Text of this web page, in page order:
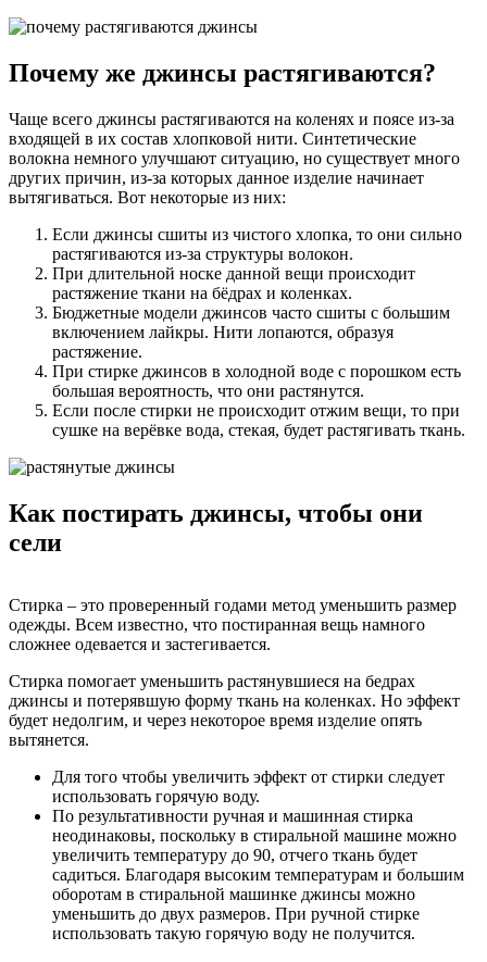
Почему же джинсы растягиваются?
Чаще всего джинсы растягиваются на коленях и поясе из-за
входящей в их состав хлопковой нити. Синтетические
волокна немного улучшают ситуацию, но существует много
других причин, из-за которых данное изделие начинает
вытягиваться. Вот некоторые из них:
Если джинсы сшиты из чистого хлопка, то они сильно
растягиваются из-за структуры волокон.
При длительной носке данной вещи происходит
растяжение ткани на бёдрах и коленках.
Бюджетные модели джинсов часто сшиты с большим
включением лайкры. Нити лопаются, образуя
растяжение.
При стирке джинсов в холодной воде с порошком есть
большая вероятность, что они растянутся.
Если после стирки не происходит отжим вещи, то при
сушке на верёвке вода, стекая, будет растягивать ткань.
Как постирать джинсы, чтобы они
сели
Стирка – это проверенный годами метод уменьшить размер
одежды. Всем известно, что постиранная вещь намного
сложнее одевается и застегивается.
Стирка помогает уменьшить растянувшиеся на бедрах
джинсы и потерявшую форму ткань на коленках. Но эффект
будет недолгим, и через некоторое время изделие опять
вытянется.
Для того чтобы увеличить эффект от стирки следует
использовать горячую воду.
По результативности ручная и машинная стирка
неодинаковы, поскольку в стиральной машине можно
увеличить температуру до 90, отчего ткань будет
садиться. Благодаря высоким температурам и большим
оборотам в стиральной машинке джинсы можно
уменьшить до двух размеров. При ручной стирке
использовать такую горячую воду не получится.